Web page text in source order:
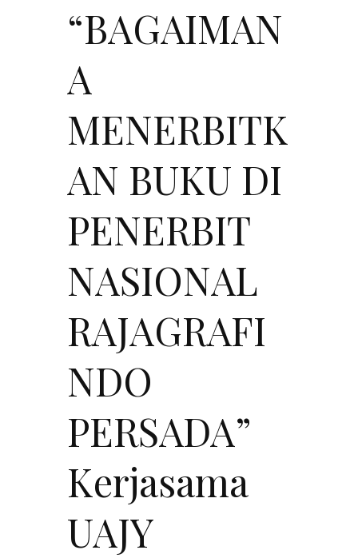
“BAGAIMAN
A
MENERBITK
AN BUKU DI
PENERBIT
NASIONAL
RAJAGRAFI
NDO
PERSADA”
Kerjasama
UAJY